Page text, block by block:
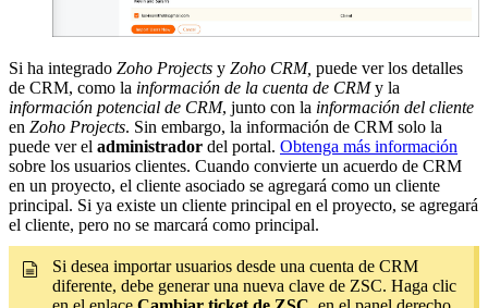
Si ha integrado Zoho Projects y Zoho CRM, puede ver los detalles
de CRM, como la información de la cuenta de CRMy la
información potencial de CRM, junto con la información del cliente
en Zoho Projects. Sin embargo, la información de CRM solo la
puede ver el administrador del portal. Obtenga más información
sobre los usuarios clientes. Cuando convierte un acuerdo de CRM
en un proyecto, el cliente asociado se agregará como un cliente
principal. Si ya existe un cliente principal en el proyecto, se agregará
el cliente, pero no se marcará como principal.
Si desea importar usuarios desde una cuenta de CRM
diferente, debe generar una nueva clave de ZSC. Haga clic